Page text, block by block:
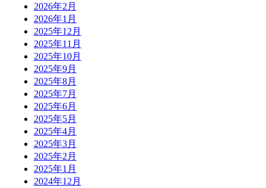
2026年2月
2026年1月
2025年12月
2025年11月
2025年10月
2025年9月
2025年8月
2025年7月
2025年6月
2025年5月
2025年4月
2025年3月
2025年2月
2025年1月
2024年12月